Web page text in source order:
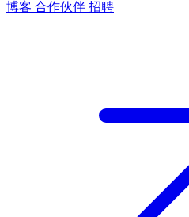
博客 合作伙伴 招聘